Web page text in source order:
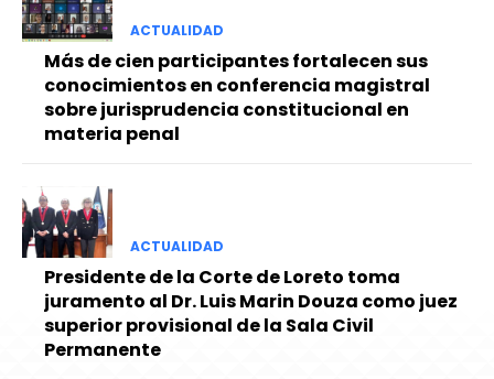
ACTUALIDAD
Más de cien participantes fortalecen sus
conocimientos en conferencia magistral
sobre jurisprudencia constitucional en
materia penal
ACTUALIDAD
Presidente de la Corte de Loreto toma
juramento al Dr. Luis Marin Douza como juez
superior provisional de la Sala Civil
Permanente